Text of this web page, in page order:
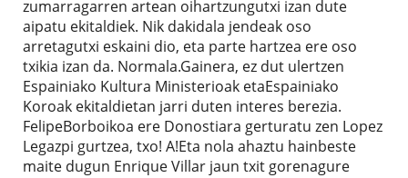
zumarragarren artean oihartzungutxi izan dute
aipatu ekitaldiek. Nik dakidala jendeak oso
arretagutxi eskaini dio, eta parte hartzea ere oso
txikia izan da. Normala.Gainera, ez dut ulertzen
Espainiako Kultura Ministerioak etaEspainiako
Koroak ekitaldietan jarri duten interes berezia.
FelipeBorboikoa ere Donostiara gerturatu zen Lopez
Legazpi gurtzea, txo! A!Eta nola ahaztu hainbeste
maite dugun Enrique Villar jaun txit gorenagure